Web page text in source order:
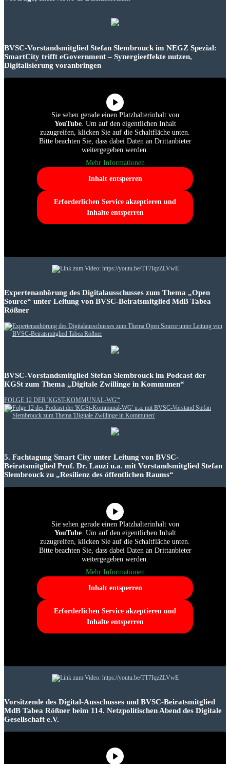
BVSC-Vorstandsmitglied Stefan Slembrouck im NEGZ Spezial:
SmartCity trifft eGovernment – Synergieeffekte nutzen,
Digitalisierung voranbringen
Sie sehen gerade einen Platzhalterinhalt von
YouTube. Um auf den eigentlichen Inhalt
zuzugreifen, klicken Sie auf die Schaltfläche unten.
Bitte beachten Sie, dass dabei Daten an Drittanbieter
weitergegeben werden.
Mehr Informationen
Inhalt entsperren
Erforderlichen Service akzeptieren und
Inhalte entsperren
Expertenanhörung des Digitalausschusses zum Thema „Open
Source“ unter Leitung von BVSC-Beiratsmitglied MdB Tabea
Rößner
BVSC-Vorstandsmitglied Stefan Slembrouck im Podcast der
KGSt zum Thema „Digitale Zwillinge in Kommunen“
FOLGE 12 DER 'KGST-KOMMUNAL-WG'“
5. Fachtagung Smart City unter Leitung von BVSC-
Beiratsmitglied Prof. Dr. Lauzi u.a. mit Vorstandsmitglied Stefan
Slembrouck zu „Resilienz des öffentlichen Raums“
Sie sehen gerade einen Platzhalterinhalt von
YouTube. Um auf den eigentlichen Inhalt
zuzugreifen, klicken Sie auf die Schaltfläche unten.
Bitte beachten Sie, dass dabei Daten an Drittanbieter
weitergegeben werden.
Mehr Informationen
Inhalt entsperren
Erforderlichen Service akzeptieren und
Inhalte entsperren
Vorsitzende des Digital-Ausschusses und BVSC-Beiratsmitglied
MdB Tabea Rößner beim 114. Netzpolitischen Abend des Digitale
Gesellschaft e.V.